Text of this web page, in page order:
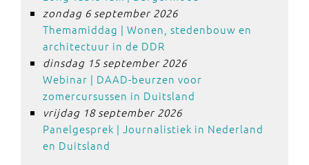
zondag 6 september 2026
Themamiddag | Wonen, stedenbouw en
architectuur in de DDR
dinsdag 15 september 2026
Webinar | DAAD-beurzen voor
zomercursussen in Duitsland
vrijdag 18 september 2026
Panelgesprek | Journalistiek in Nederland
en Duitsland